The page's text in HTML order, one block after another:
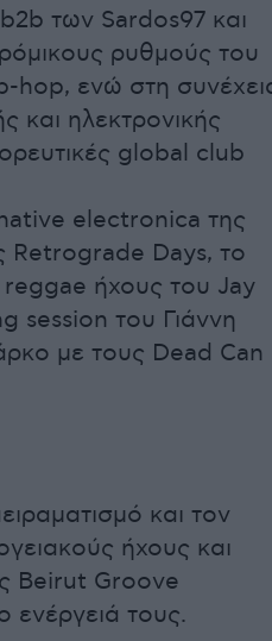
των Sardos97 και
ρυθμούς του
hop, ενώ στη
και ηλεκτρονικής
global club
electronica της
Retrograde Days, το
reggae ήχους του Jay
session του Γιάννη
με τους Dead Can
και τον
ήχους και
Beirut Groove
τους.